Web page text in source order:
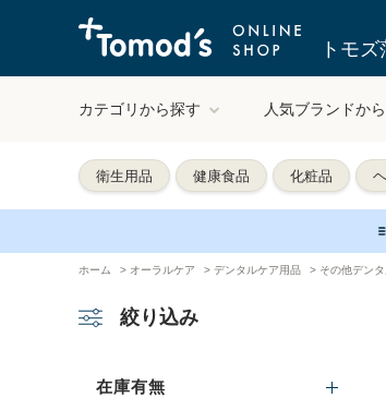
トモ
カテゴリから探す 人気ブランドか
衛生用品 健康食品 化粧品
ホーム > オーラルケア > デンタルケア用品 > その他デン
絞り込み
在庫有無